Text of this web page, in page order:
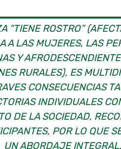
“TIENE ROSTRO”
A LAS MUJERES, LAS
Y
RURALES), ES
CONSECUENCIAS
INDIVIDUALES
DE LA SOCIEDAD,
POR LO QUE
UN ABORDAJE INTEGRAL.